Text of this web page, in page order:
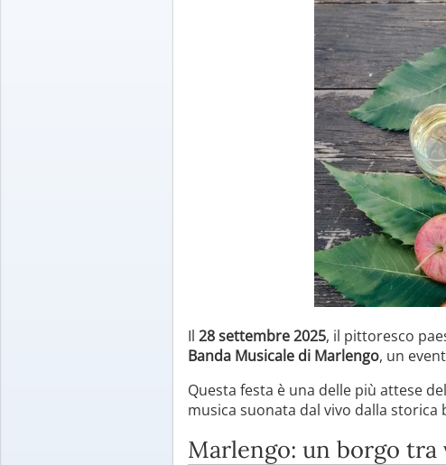
Il 28 settembre 2025, il pittoresco
Banda Musicale di Marlengo, un
Questa festa è una delle più attese
musica suonata dal vivo dalla storica
Marlengo: un borgo